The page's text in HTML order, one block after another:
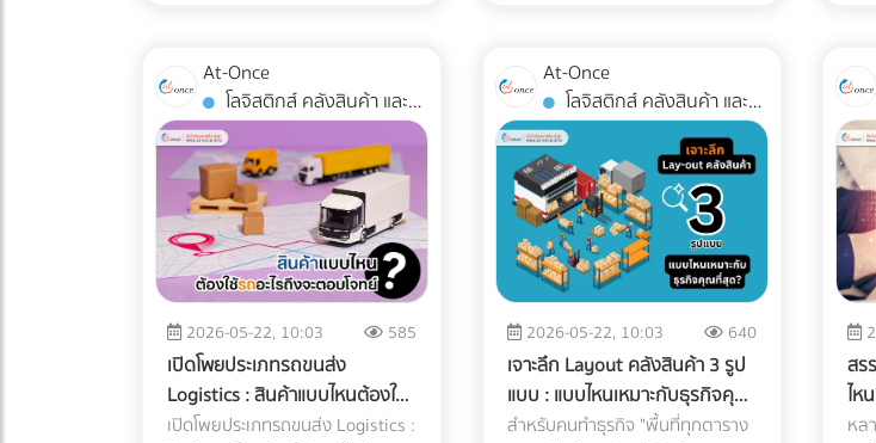
Industrial ESS เข้ามา โรงงานของ
คุณจะเสมือนมี UPS (เครื่องสำรอง
ไฟ) ขนาดยักษ์คอยคุ้มกัน โดยระบบ
จะทำงานแบบไร้รอยต่อ (Seamless
Transition) เมื่อไฟจากการไฟฟ้าดับ
หรือกระชาก ระบบจะสลับไปดึงกระแส
ไฟจากแบตเตอรี่มาจ่ายให้เครื่องจักร
สำคัญ (Critical Loads) ทันทีใน
ระดับเสี้ยววินาที ทำให้สายการผลิต
เดินหน้าต่อไปได้โดยที่เครื่องจักรไม่
สะดุด ทำไมปี 2026 ถึงเป็น "จังหวะ
ทอง" ในการลงทุนระบบ ESS? หาก
ย้อนกลับไปช่วงปี 2021-2022
ต้
แบ
สะ
ให้
ภา
กา
พย
เชี่
ตั้ง
จัด
ใบกำกับภาษี (ขายของเถื่อน/ขายตัด
ราคา) 4. ค่าใช้จ่ายเบ็ดเตล็ดและค่า
รับรองพุ่งสูงปรี๊ด การยัด "รายจ่าย
ส่วนตัว" เข้ามาเป็น "ค่าใช้จ่าย
บริษัท" เป็นเรื่องที่ AI จับทางได้ง่าย
มาก หากหมวดหมู่ค่ารับรอง ค่าเดิน
ทาง หรือค่าใช้จ่ายเบ็ดเตล็ด มี
สัดส่วนที่สูงผิดปกติเมื่อเทียบกับ
รายได้รวมของบริษัท
(Benchmarking) เตรียมตัวรับ
จดหมายเชิญพบเจ้าหน้าที่ได้เลย 5.
ทำธุรกรรมคริปโตฯ หรือ Digital
Assets โดยไม่ลงบัญชี การรับชำระ
กัน เม็ดสีในน้ำมันถั่วเหลืองยังช่วย
ให้งานพิมพ์มีความสดใสและคมชัด
มากกว่าหมึกปิโตรเลียมในบางเฉดสี
อีกด้วย ข้อแตกต่างระหว่าง หมึก
ดั้งเดิม Vs. Soy Ink ยกระดับบรรจุ
ภัณฑ์ของคุณ เพื่อพิชิตใจลูกค้าราย
ใหญ่ อย่าปล่อยให้บรรจุภัณฑ์แบบ
เดิมๆ กลายเป็นต้นทุนภาษีคาร์บอน
ที่บานปลาย หากคุณกำลังมองหา
โรงพิมพ์ที่ได้มาตรฐาน FSC และ
เชี่ยวชาญการใช้หมึก Soy Ink ระดับ
อุตสาหกรรม เข้ามาค้นหาและเปรียบ
เทียบพาร์ทเนอร์โรงพิมพ์คุณภาพได้
ห
ทา
ฉุก
กา
3.
ปะ
ขอ
ปั
ปูพื้
เอี
พลาด 1. การสำแดง "พิกัดศุลกากร
(HS Code)" ผิดพลาด HS Code
(Harmonized System Code) คือ
รหัสตัวเลขสากลที่ใช้แยกประเภท
สินค้าทั่วโลก ซึ่งรหัสนี้จะเป็นตัว
กำหนดอัตราภาษีนำเข้า-ส่งออกที่
ธุรกิจต้องจ่าย การตีความ HS
Code ไม่ใช่เรื่องตรงไปตรงมา สินค้า
หนึ่งชิ้นอาจเข้าข่ายพิกัดได้หลาย
หมวดหมู่ขึ้นอยู่กับวัสดุหรือการใช้
งาน (เช่น ชิ้นส่วนพลาสติกทั่วไป vs.
ชิ้นส่วนพลาสติกสำหรับเครื่องมือ
แพทย์) หากระบุพิกัดผิด (สำแดงภาษี
ต่ำกว่าความเป็นจริง): แม้จะเกิดจาก
เป็นปริมาณฝุ่นละอองในอากาศ,
อุณหภูมิ, ความชื้น, และความดัน
อากาศ โดยใช้ระบบแผ่นกรองอากาศ
ประสิทธิภาพสูง (HEPA หรือ ULPA
Filters) เพื่อดักจับอนุภาคขนาดเล็ก
ที่มองไม่เห็นด้วยตาเปล่า สำหรับ
การผลิตพลาสติก Medical Grade
(เช่น กระบอกฉีดยา, สายน้ำเกลือ,
หรือชิ้นส่วนรากฟันเทียม) มาตรฐาน
ห้องปลอดเชื้อที่นิยมใช้มักจะอ้างอิง
ตามมาตรฐาน ISO 14644-1 โดย
ระดับที่พบได้บ่อยในโรงงานผลิต
เครื่องมือแพทย์คือ ISO Class 7 และ
ISO Class 8 ซึ่งมีการจำกัดจำนวน
ไ
คืน
เสี
ที่ร
ค
สม
ได้
ตอ
เกิ
โร
เสี
เสี
อย่
มือในการบริหารจัดการภาษีที่มี
ประสิทธิภาพในปี 2026 หลาย
องค์กรอาจยังไม่ทราบว่า ค่าใช้จ่าย
ในการเช่ารถบัส หรือ เช่ารถทัวร์
สามารถนำไปเป็นรายจ่ายเพื่อหัก
ภาษีบริษัทได้ หากมีการวางแผน
อย่างถูกต้องตามข้อกำหนดของ
กรมสรรพากร เงื่อนไขการนำค่าใช้
การจะตอบคำถามว่า "เช่ารถบัสจัด
สัมมนา หักภาษีได้ไหม?" ต้อง
พิจารณาเงื่อนไขหลัก ดังนี้: ต้องมี
วัตถุประสงค์เพื่อการพัฒนา
เตรียมพื้นที่สำหรับ AGV อย่างไร
เพื่อให้ ความปลอดภัยในโรงงาน อยู่
ในระดับสูงสุด และมนุษย์สามารถ
ทำงานร่วมกันได้อย่างไร้กังวล? 4
สิ่งที่โรงงานต้องเตรียม เมื่อเปลี่ยน
มาใช้ระบบรถลำเลียงอัตโนมัติ
(AGV) การนำรถลำเลียงสินค้า
อัตโนมัติ (AGV) เข้ามาใช้วิ่งส่งของ
มหาศาล แต่เนื่องจากหุ่นยนต์
ประเภทนี้มีการเคลื่อนที่ตลอดเวลา
การเตรียมพื้นที่จึงต้องรัดกุมเป็น
พิเศษ: เคลียร์สิ่งกีดขวางและทำพื้น
เฉ
ต่ำ
ทำ
คว
เค
รถ
ศึก
ก่อ
กา
คว
งา
At-Once
การจัดส่ง
2026-05-22, 10:03 585
เปิดโพยประเภทรถขนส่ง
Logistics : สินค้าแบบไหนต้องใช้
รถอะไรถึงจะตอบโจทย์?
เปิดโพยประเภทรถขนส่ง Logistics :
At-Once
การจัดส่ง
2026-05-22, 10:03 640
เจาะลึก Layout คลังสินค้า 3 รูป
แบบ : แบบไหนเหมาะกับธุรกิจคุณ
ที่สุด?
สำหรับคนทำธุรกิจ "พื้นที่ทุกตาราง
สร
ไห
ไม่
หล